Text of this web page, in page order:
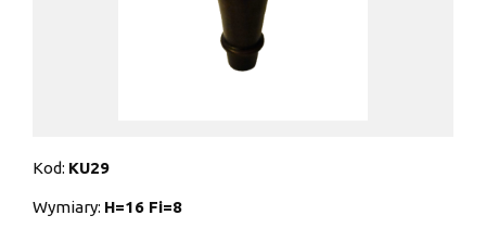
Kod: KU29
Wymiary: H=16 Fi=8